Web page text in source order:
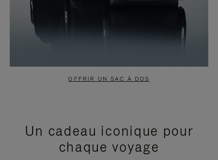
OFFRIR UN SAC À DOS
Un cadeau iconique pour
chaque voyage